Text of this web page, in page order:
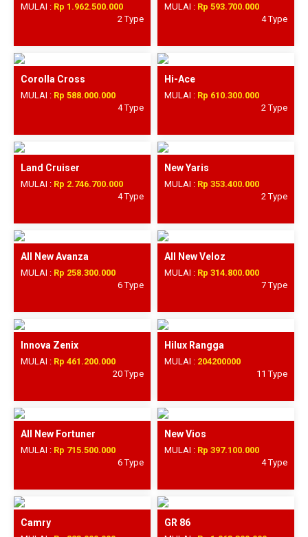
MULAI : Rp 1.962.500.000
2 Type
MULAI : Rp 593.700.000
4 Type
Corolla Cross
MULAI : Rp 588.000.000
4 Type
Hi-Ace
MULAI : Rp 610.300.000
2 Type
Land Cruiser
MULAI : Rp 2.746.700.000
4 Type
New Yaris
MULAI : Rp 353.400.000
2 Type
All New Avanza
MULAI : Rp 258.300.000
6 Type
All New Veloz
MULAI : Rp 314.800.000
7 Type
Innova Zenix
MULAI : Rp 461.200.000
20 Type
Hilux Rangga
MULAI : 204200000
11 Type
All New Fortuner
MULAI : Rp 715.500.000
6 Type
New Vios
MULAI : Rp 397.100.000
4 Type
Camry GR 86